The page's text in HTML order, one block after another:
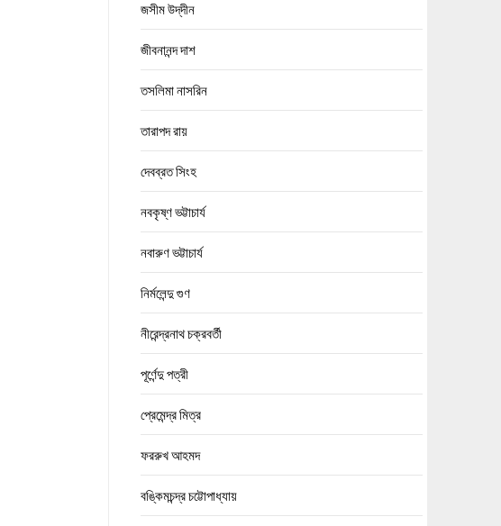
জসীম উদ্‌দীন
জীবনানন্দ দাশ
তসলিমা নাসরিন
তারাপদ রায়
দেবব্রত সিংহ
নবকৃষ্ণ ভট্টাচার্য
নবারুণ ভট্টাচার্য
নির্মলেন্দু গুণ
নীরেন্দ্রনাথ চক্রবর্তী
পূর্ণেন্দু পত্রী
প্রেমেন্দ্র মিত্র
ফররুখ আহমদ
বঙ্কিমচন্দ্র চট্টোপাধ্যায়